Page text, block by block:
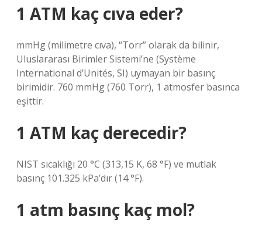
1 ATM kaç cıva eder?
mmHg (milimetre cıva), “Torr” olarak da bilinir,
Uluslararası Birimler Sistemi’ne (Système
International d’Unités, SI) uymayan bir basınç
birimidir. 760 mmHg (760 Torr), 1 atmosfer basınca
eşittir.
1 ATM kaç derecedir?
NIST sıcaklığı 20 °C (313,15 K, 68 °F) ve mutlak
basınç 101.325 kPa’dır (14 °F).
1 atm basınç kaç mol?